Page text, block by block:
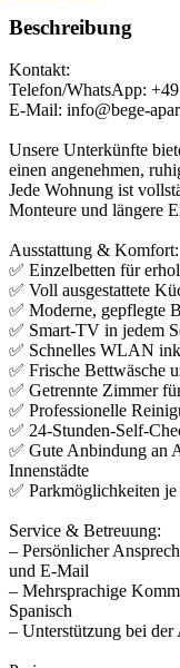
Beschreibung
Kontakt:
Telefon/WhatsApp:
E-Mail: info@bege-
Unsere Unterkünfte
einen angenehmen,
Jede Wohnung ist
Monteure und längere
Ausstattung & Komfort:
✅ Einzelbetten für
✅ Voll ausgestattete
✅ Moderne, gepflegte
✅ Smart-TV in jedem
✅ Schnelles WLAN
✅ Frische Bettwäsche
✅ Getrennte Zimmer
✅ Professionelle
✅ 24-Stunden-Self-
✅ Gute Anbindung an
Innenstädte
✅ Parkmöglichkeiten
Service & Betreuung:
– Persönlicher
und E-Mail
– Mehrsprachige
Spanisch
– Unterstützung bei